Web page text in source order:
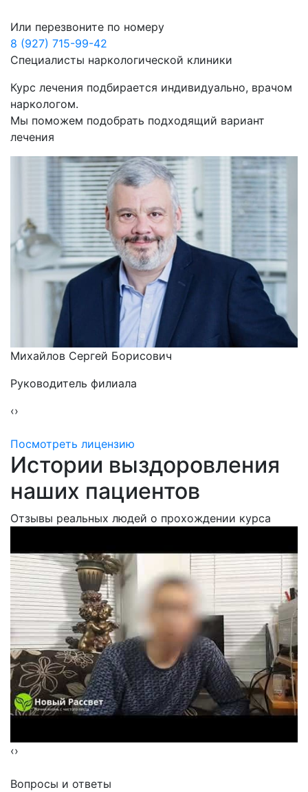
Или перезвоните по номеру
8 (927) 715-99-42
Специалисты наркологической клиники
Курс лечения подбирается индивидуально, врачом
наркологом.
Мы поможем подобрать подходящий вариант
лечения
Михайлов Сергей Борисович
Руководитель филиала
‹›
Посмотреть лицензию
Истории выздоровления
наших пациентов
Отзывы реальных людей о прохождении курса
‹›
Вопросы и ответы